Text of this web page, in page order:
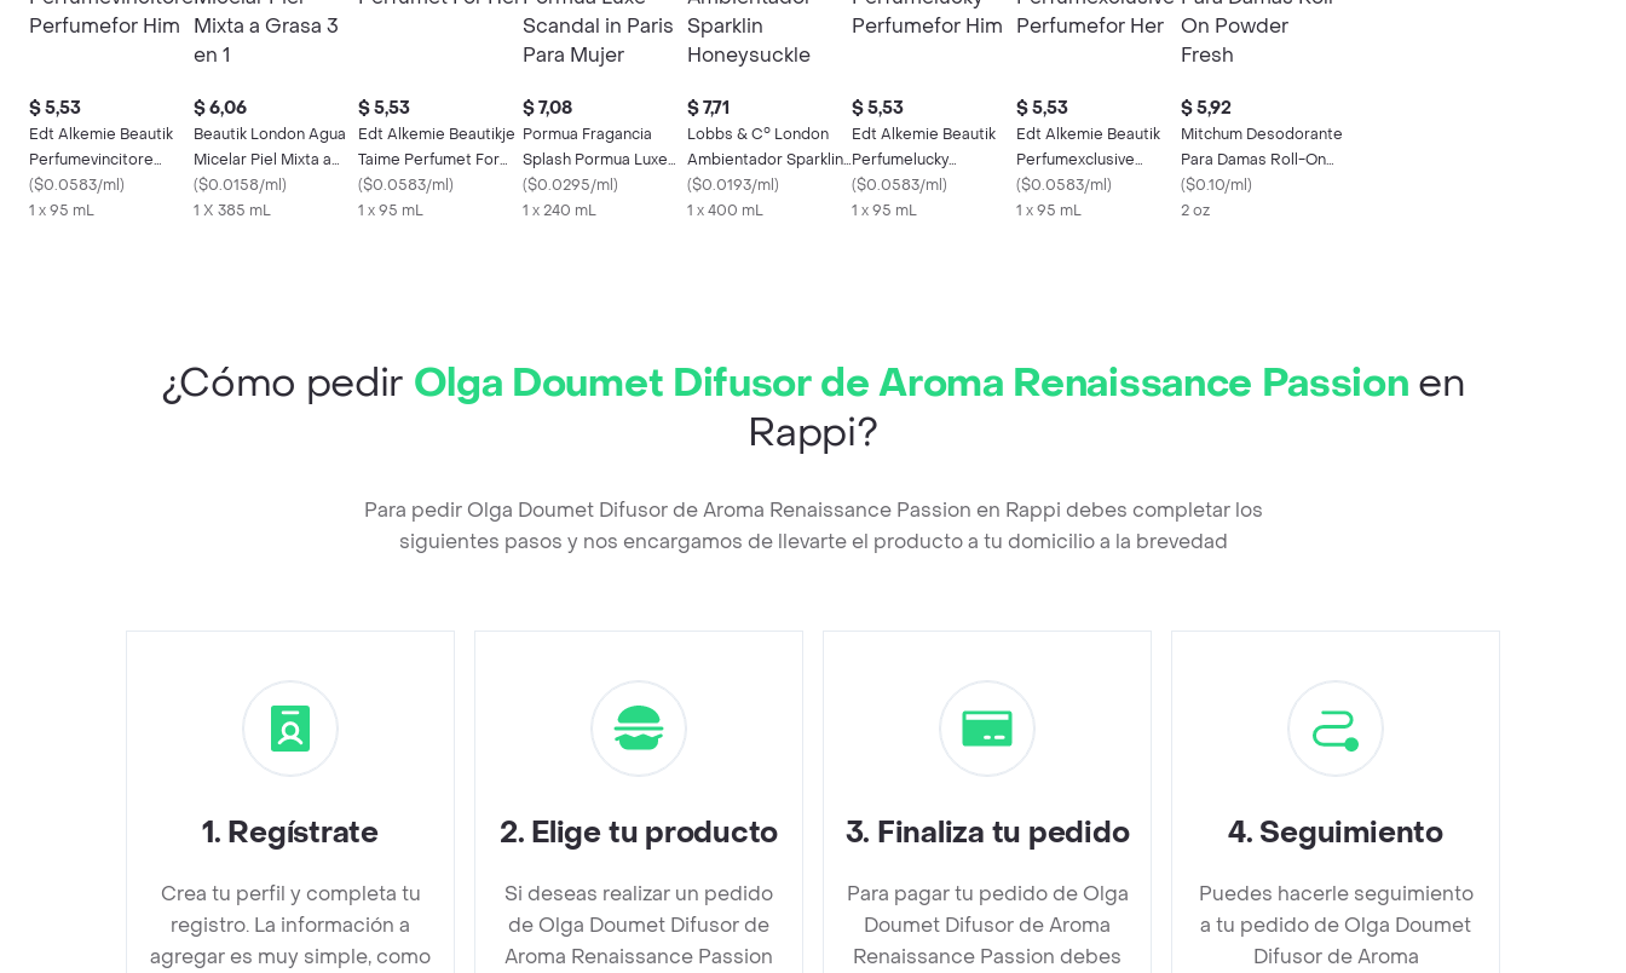
$ 5,53
Edt Alkemie Beautik
Perfumevincitore
Perfumefor Him
($0.0583/ml)
1 x 95 mL
$ 6,06
Beautik London Agua
Micelar Piel Mixta a
Grasa 3 en 1
($0.0158/ml)
1 X 385 mL
$ 5,53
Edt Alkemie Beautikje
Taime Perfumet For
Her
($0.0583/ml)
1 x 95 mL
$ 7,08
Pormua Fragancia
Splash Pormua Luxe
Scandal in Paris Para
Mujer
($0.0295/ml)
1 x 240 mL
$ 7,71
Lobbs & C° London
Ambientador Sparklin
Honeysuckle
($0.0193/ml)
1 x 400 mL
$ 5,53
Edt Alkemie Beautik
Perfumelucky
Perfumefor Him
($0.0583/ml)
1 x 95 mL
$ 5,53
Edt Alkemie Beautik
Perfumexclusive
Perfumefor Her
($0.0583/ml)
1 x 95 mL
$ 5,92
Mitchum Desodorante
Para Damas Roll-On
Powder Fresh
($0.10/ml)
2 oz
¿Cómo pedir Olga Doumet Difusor de Aroma Renaissance Passion en
Rappi?
Para pedir Olga Doumet Difusor de Aroma Renaissance Passion en Rappi debes completar los
siguientes pasos y nos encargamos de llevarte el producto a tu domicilio a la brevedad
1. Regístrate
Crea tu perfil y completa tu
registro. La información a
agregar es muy simple, como
2. Elige tu producto
Si deseas realizar un pedido
de Olga Doumet Difusor de
Aroma Renaissance Passion
3. Finaliza tu pedido
Para pagar tu pedido de Olga
Doumet Difusor de Aroma
Renaissance Passion debes
4. Seguimiento
Puedes hacerle seguimiento
a tu pedido de Olga Doumet
Difusor de Aroma